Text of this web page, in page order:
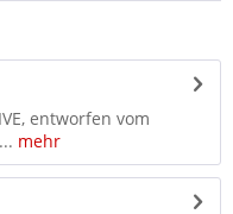
entworfen vom
mehr